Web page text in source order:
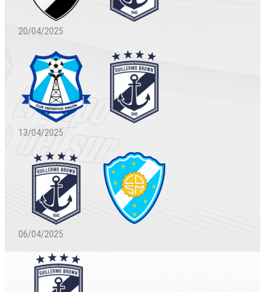
20/04/2025
13/04/2025
06/04/2025